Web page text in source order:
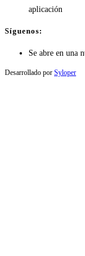
aplicación
Síguenos:
Se abre en una
Desarrollado por Syloper